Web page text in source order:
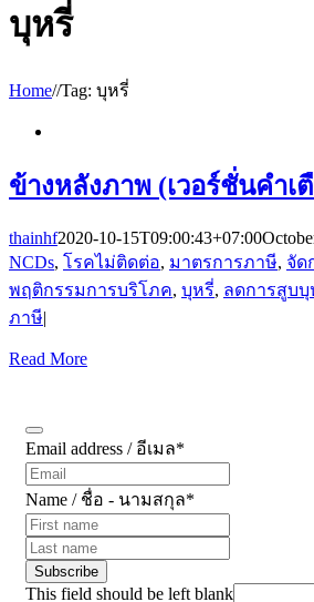
บุหรี่
Home//Tag: บุหรี่
ข้างหลังภาพ (เวอร์ชั่นคำ
thainhf2020-10-15T09:00:43+07:00
NCDs, โรคไม่ติดต่อ, มาตรการภาษี, จัด
พฤติกรรมการบริโภค, บุหรี่, ลดการสูบบุ
ภาษี|
Read More
Email address / อีเมล*
Name / ชื่อ - นามสกุล*
Subscribe
This field should be left blank